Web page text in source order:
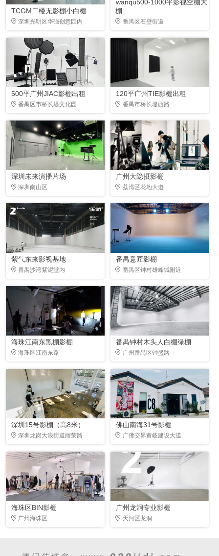
TCGM二楼无影棚小白棚
深圳光明区华强创意园内
wanqu500-1000平影视空棚大
棚
番禺区石壁街道
500平广州JIAC影棚出租
番禺区市桥长堤文化园
120平广州TIE影棚出租
番禺市桥长堤西路
深圳未来演播片场
深圳南山区
广州大隐摄影棚
荔湾区花地大道
紫气东来影视基地
番禺沙湾紫泥堂内
番禺意匠影棚
番禺区钟村雄峰城附近
海珠江南东黑棚影棚
海珠区江南东路
番禺钟村木头人白棚绿棚
广州番禺区钟盛路
深圳15号影棚（高8米）
深圳龙岗大浪街道丽荣路
佛山南海31号影棚
广佛交界黄岐建设大道
海珠区BIN影棚
广州海珠区
广州龙洞专业影棚
天河区龙洞